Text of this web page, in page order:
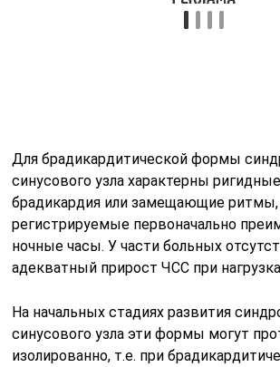
Для брадикардитической формы
синусового узла характерны
брадикардия или замещающие ритмы,
регистрируемые первоначально
ночные часы. У части больных
адекватный прирост ЧСС при
На начальных стадиях развития
синусового узла эти формы могут
изолированно, т.е. при